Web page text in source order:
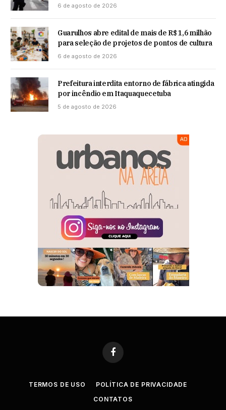
6 de agosto de 2026
Guarulhos abre edital de mais de R$ 1,6 milhão
para seleção de projetos de pontos de cultura
6 de agosto de 2026
Prefeitura interdita entorno de fábrica atingida
por incêndio em Itaquaquecetuba
5 de agosto de 2026
Facebook
TERMOS DE USO
POLÍTICA DE PRIVACIDADE
CONTATOS